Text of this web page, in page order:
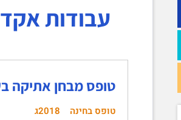
עבודות
טופס מבחן אתיקה
טופס בחינה 2018ג